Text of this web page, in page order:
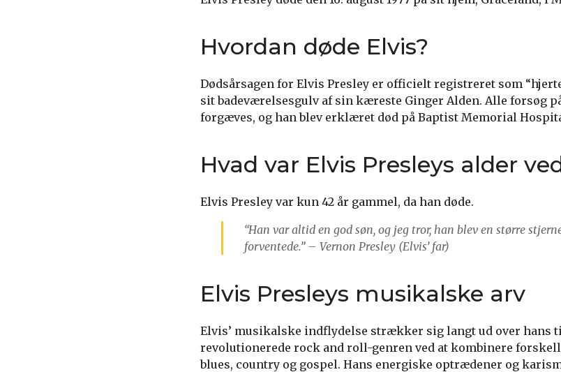
Hvordan døde Elvis?
Dødsårsagen for Elvis Presley er officielt registreret som
sit badeværelsesgulv af sin kæreste Ginger Alden. Alle forsøg
forgæves, og han blev erklæret død på Baptist Memorial
Hvad var Elvis Presleys alder
Elvis Presley var kun 42 år gammel, da han døde.
“Han var altid en god søn, og jeg tror, han blev en større
forventede.” – Vernon Presley (Elvis’ far)
Elvis Presleys musikalske arv
Elvis’ musikalske indflydelse strækker sig langt ud over hans
revolutionerede rock and roll-genren ved at kombinere
blues, country og gospel. Hans energiske optrædener og